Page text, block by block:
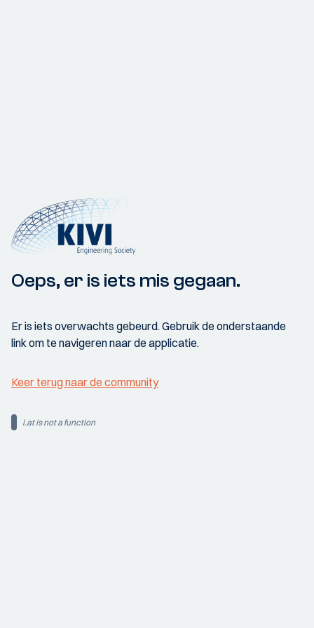
Oeps, er is iets mis gegaan.
Er is iets overwachts gebeurd. Gebruik de onderstaande
link om te navigeren naar de applicatie.
Keer terug naar de community
i.at is not a function